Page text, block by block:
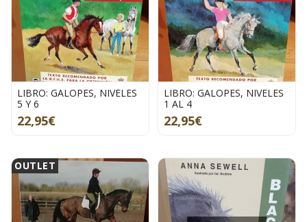
LIBRO: GALOPES, NIVELES
5 Y 6
22,95€
LIBRO: GALOPES, NIVELES
1 AL 4
22,95€
OUTLET